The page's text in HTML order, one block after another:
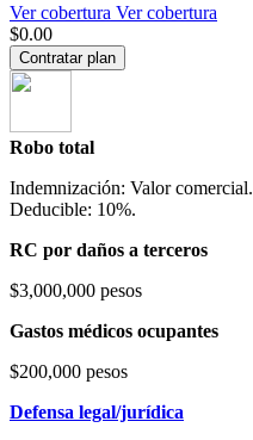
Ver cobertura Ver cobertura
$0.00
Contratar plan
Robo total
Indemnización: Valor comercial.
Deducible: 10%.
RC por daños a terceros
$3,000,000 pesos
Gastos médicos ocupantes
$200,000 pesos
Defensa legal/jurídica